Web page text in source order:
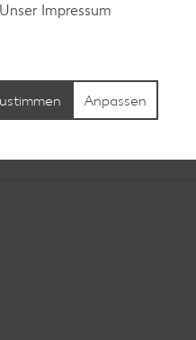
Impressum
Anpassen